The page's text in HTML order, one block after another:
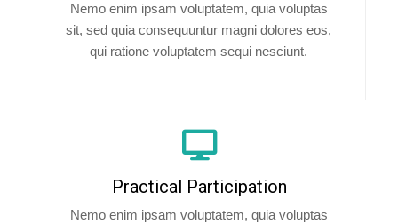
Nemo enim ipsam voluptatem, quia voluptas
sit, sed quia consequuntur magni dolores eos,
qui ratione voluptatem sequi nesciunt.
Practical Participation
Nemo enim ipsam voluptatem, quia voluptas